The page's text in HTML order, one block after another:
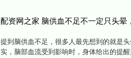
配资网之家 脑供血不足不一定只头
提到脑供血不足，很多人最先想到的就是
实，脑部血流受到影响时，身体给出的提